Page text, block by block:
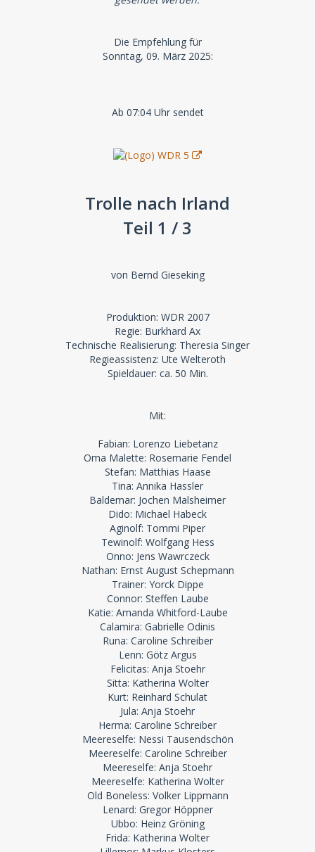
Die Empfehlung für
Sonntag, 09. März 2025:
Ab 07:04 Uhr sendet
Trolle nach Irland
Teil 1 / 3
von Bernd Gieseking
Produktion: WDR 2007
Regie: Burkhard Ax
Technische Realisierung: Theresia Singer
Regieassistenz: Ute Welteroth
Spieldauer: ca. 50 Min.
Mit:
Fabian: Lorenzo Liebetanz
Oma Malette: Rosemarie Fendel
Stefan: Matthias Haase
Tina: Annika Hassler
Baldemar: Jochen Malsheimer
Dido: Michael Habeck
Aginolf: Tommi Piper
Tewinolf: Wolfgang Hess
Onno: Jens Wawrczeck
Nathan: Ernst August Schepmann
Trainer: Yorck Dippe
Connor: Steffen Laube
Katie: Amanda Whitford-Laube
Calamira: Gabrielle Odinis
Runa: Caroline Schreiber
Lenn: Götz Argus
Felicitas: Anja Stoehr
Sitta: Katherina Wolter
Kurt: Reinhard Schulat
Jula: Anja Stoehr
Herma: Caroline Schreiber
Meereselfe: Nessi Tausendschön
Meereselfe: Caroline Schreiber
Meereselfe: Anja Stoehr
Meereselfe: Katherina Wolter
Old Boneless: Volker Lippmann
Lenard: Gregor Höppner
Ubbo: Heinz Gröning
Frida: Katherina Wolter